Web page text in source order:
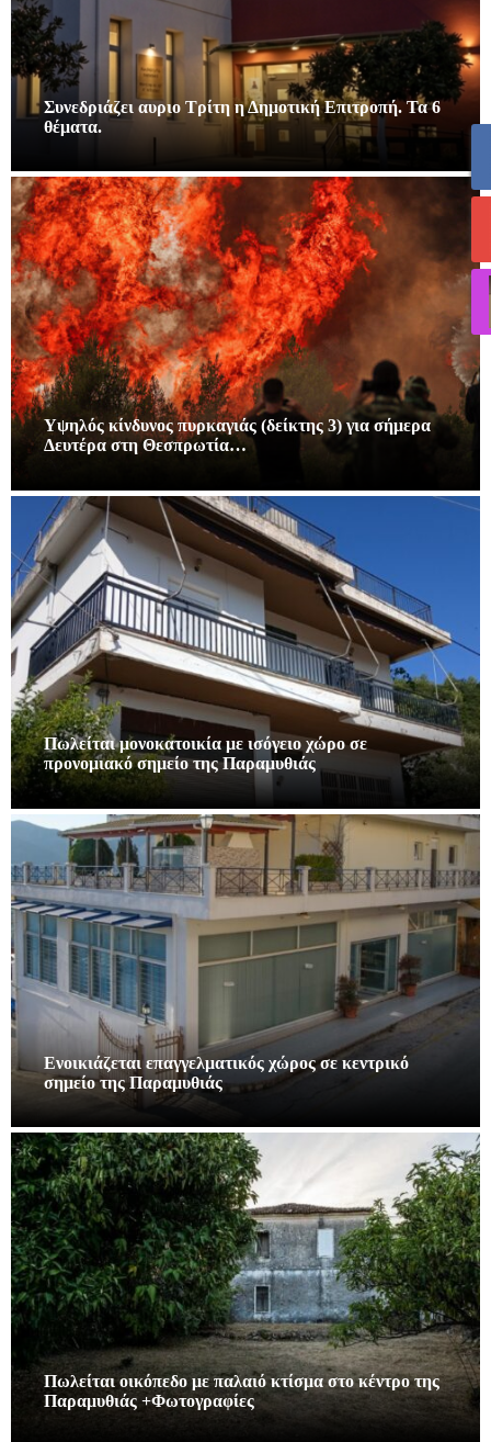
Συνεδριάζει αυριο Τρίτη η Δημοτική Επιτροπή. Τα 6
θέματα.
Υψηλός κίνδυνος πυρκαγιάς (δείκτης 3) για σήμερα
Δευτέρα στη Θεσπρωτία…
Πωλείται μονοκατοικία με ισόγειο χώρο σε
προνομιακό σημείο της Παραμυθιάς
Ενοικιάζεται επαγγελματικός χώρος σε κεντρικό
σημείο της Παραμυθιάς
Πωλείται οικόπεδο με παλαιό κτίσμα στο κέντρο της
Παραμυθιάς +Φωτογραφίες